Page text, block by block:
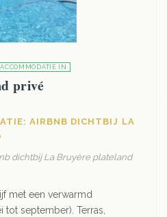
IN
privé
AIRBNB DICHTBIJ LA
dichtbij La Bruyère plateland
met een verwarmd
september). Terras,